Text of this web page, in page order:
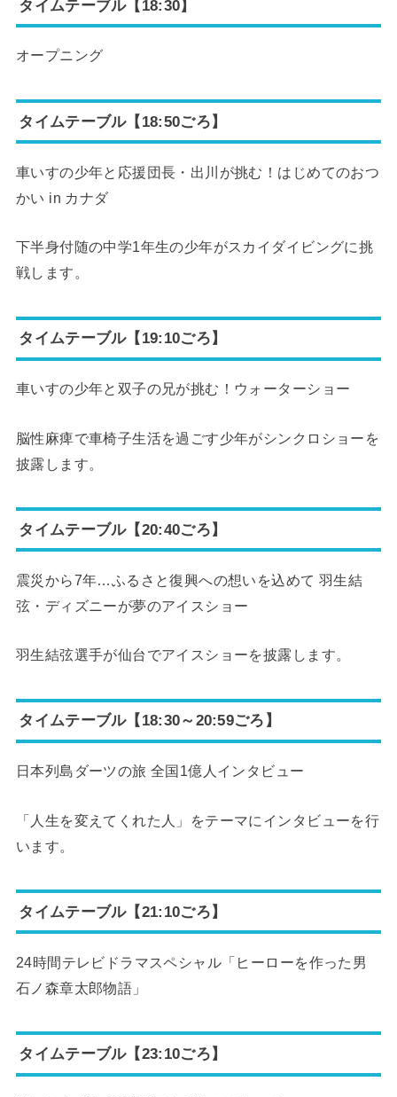
タイムテーブル【18:30】
オープニング
タイムテーブル【18:50ごろ】
車いすの少年と応援団長・出川が挑む！はじめてのおつ
かい in カナダ
下半身付随の中学1年生の少年がスカイダイビングに挑
戦します。
タイムテーブル【19:10ごろ】
車いすの少年と双子の兄が挑む！ウォーターショー
脳性麻痺で車椅子生活を過ごす少年がシンクロショーを
披露します。
タイムテーブル【20:40ごろ】
震災から7年…ふるさと復興への想いを込めて 羽生結
弦・ディズニーが夢のアイスショー
羽生結弦選手が仙台でアイスショーを披露します。
タイムテーブル【18:30～20:59ごろ】
日本列島ダーツの旅 全国1億人インタビュー
「人生を変えてくれた人」をテーマにインタビューを行
います。
タイムテーブル【21:10ごろ】
24時間テレビドラマスペシャル「ヒーローを作った男
石ノ森章太郎物語」
タイムテーブル【23:10ごろ】